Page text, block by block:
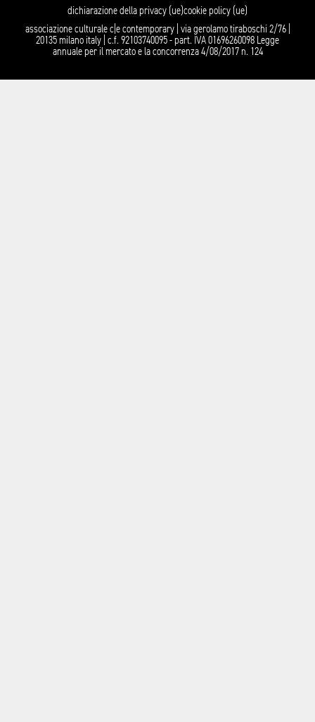
dichiarazione della privacy (ue)cookie policy (ue)
associazione culturale c|e contemporary | via gerolamo tiraboschi 2/76 |
20135 milano italy | c.f. 92103740095 - part. IVA 01696260098 Legge
annuale per il mercato e la concorrenza 4/08/2017 n. 124